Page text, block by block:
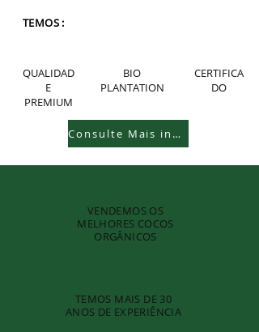
TEMOS :
QUALIDAD
E
PREMIUM
BIO
PLANTATION
CERTIFICA
DO
Consulte Mais informação...
VENDEMOS OS
MELHORES COCOS
ORGÂNICOS
TEMOS MAIS DE 30
ANOS DE EXPERIÊNCIA